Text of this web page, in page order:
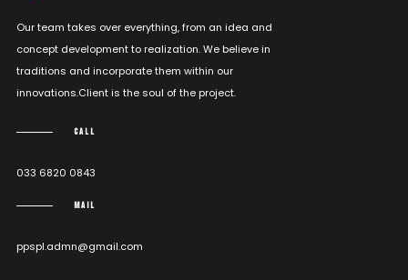
Our team takes over everything, from an idea and
concept development to realization. We believe in
traditions and incorporate them within our
innovations.Client is the soul of the project.
CALL
033 6820 0843
MAIL
ppspl.admn@gmail.com